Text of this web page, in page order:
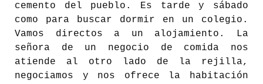
cemento del pueblo. Es tarde y sábado
como para buscar dormir en un colegio.
Vamos directos a un alojamiento. La
señora de un negocio de comida nos
atiende al otro lado de la rejilla,
negociamos y nos ofrece la habitación